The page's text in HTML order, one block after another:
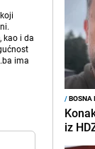
kao i da
ima
/BOSNA
iz